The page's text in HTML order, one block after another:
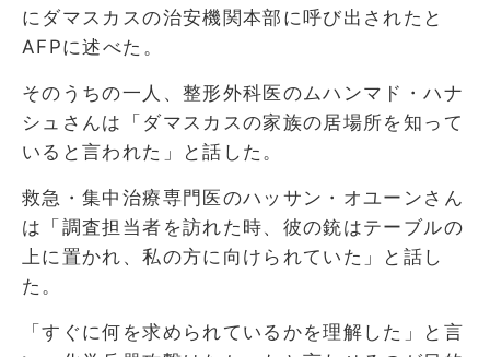
にダマスカスの治安機関本部に呼び出されたと
AFPに述べた。
そのうちの一人、整形外科医のムハンマド・ハナ
シュさんは「ダマスカスの家族の居場所を知って
いると言われた」と話した。
救急・集中治療専門医のハッサン・オユーンさん
は「調査担当者を訪れた時、彼の銃はテーブルの
上に置かれ、私の方に向けられていた」と話し
た。
「すぐに何を求められているかを理解した」と言